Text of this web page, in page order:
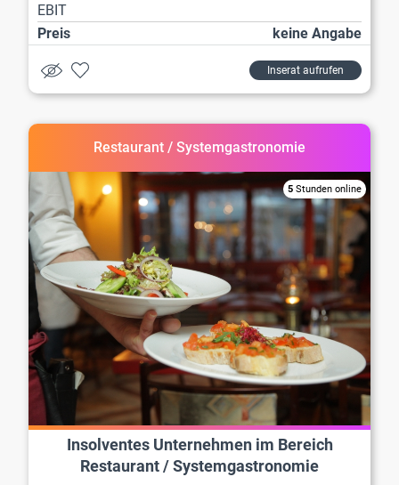
EBIT
Preis
keine Angabe
Inserat aufrufen
Restaurant / Systemgastronomie
5 Stunden online
Insolventes Unternehmen im Bereich
Restaurant / Systemgastronomie